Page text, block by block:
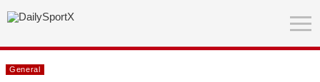
General